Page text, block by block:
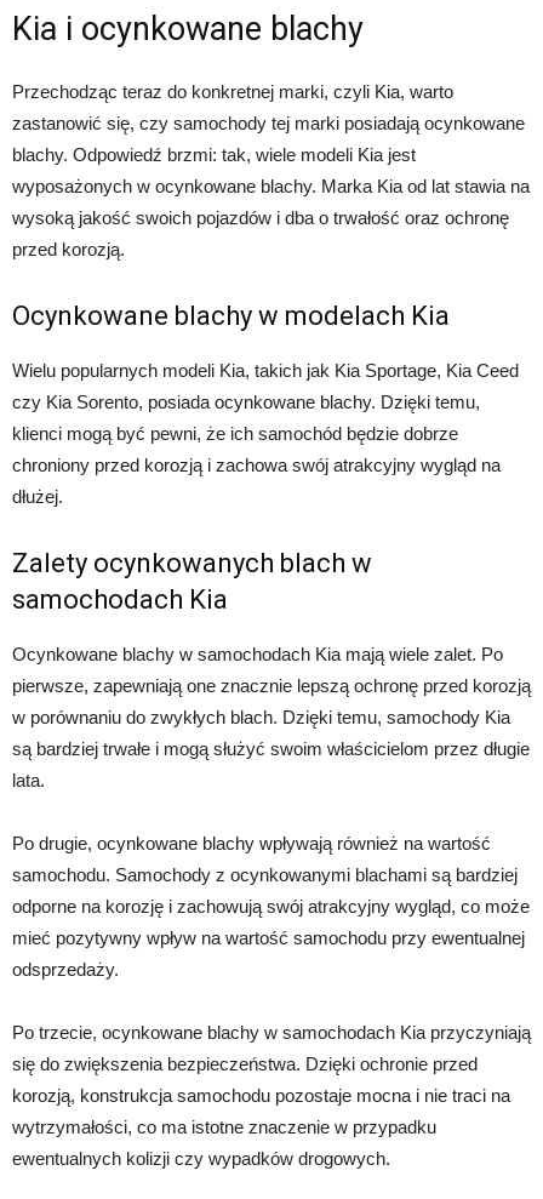
Kia i ocynkowane blachy
Przechodząc teraz do konkretnej marki, czyli Kia, warto
zastanowić się, czy samochody tej marki posiadają ocynkowane
blachy. Odpowiedź brzmi: tak, wiele modeli Kia jest
wyposażonych w ocynkowane blachy. Marka Kia od lat stawia na
wysoką jakość swoich pojazdów i dba o trwałość oraz ochronę
przed korozją.
Ocynkowane blachy w modelach Kia
Wielu popularnych modeli Kia, takich jak Kia Sportage, Kia Ceed
czy Kia Sorento, posiada ocynkowane blachy. Dzięki temu,
klienci mogą być pewni, że ich samochód będzie dobrze
chroniony przed korozją i zachowa swój atrakcyjny wygląd na
dłużej.
Zalety ocynkowanych blach w
samochodach Kia
Ocynkowane blachy w samochodach Kia mają wiele zalet. Po
pierwsze, zapewniają one znacznie lepszą ochronę przed korozją
w porównaniu do zwykłych blach. Dzięki temu, samochody Kia
są bardziej trwałe i mogą służyć swoim właścicielom przez długie
lata.
Po drugie, ocynkowane blachy wpływają również na wartość
samochodu. Samochody z ocynkowanymi blachami są bardziej
odporne na korozję i zachowują swój atrakcyjny wygląd, co może
mieć pozytywny wpływ na wartość samochodu przy ewentualnej
odsprzedaży.
Po trzecie, ocynkowane blachy w samochodach Kia przyczyniają
się do zwiększenia bezpieczeństwa. Dzięki ochronie przed
korozją, konstrukcja samochodu pozostaje mocna i nie traci na
wytrzymałości, co ma istotne znaczenie w przypadku
ewentualnych kolizji czy wypadków drogowych.